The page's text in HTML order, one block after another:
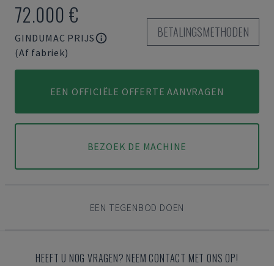
72.000 €
GINDUMAC PRIJS
(Af fabriek)
BETALINGSMETHODEN
EEN OFFICIËLE OFFERTE AANVRAGEN
BEZOEK DE MACHINE
EEN TEGENBOD DOEN
HEEFT U NOG VRAGEN? NEEM CONTACT MET ONS OP!